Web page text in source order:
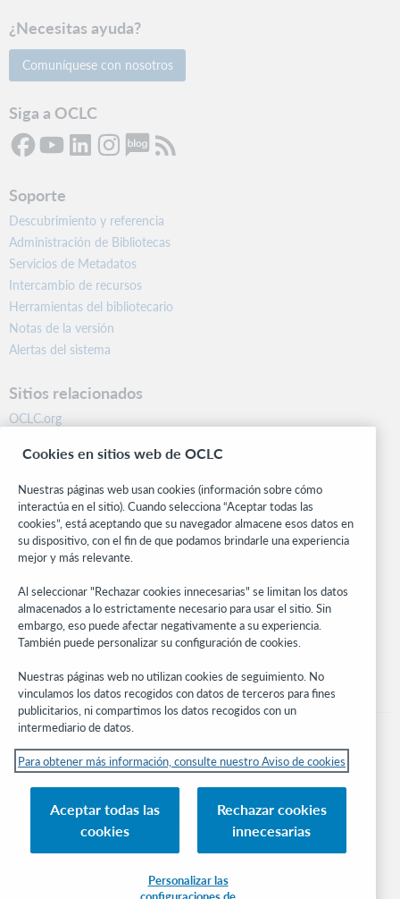
¿Necesitas ayuda?
Comuníquese con nosotros
Siga a OCLC
Soporte
Descubrimiento y referencia
Administración de Bibliotecas
Servicios de Metadatos
Intercambio de recursos
Herramientas del bibliotecario
Notas de la versión
Alertas del sistema
Sitios relacionados
OCLC.org
Centro comunitario
Investigación
WebJunction
Red de desarrolladores
Manténgase al día
Obtenga las últimas novedades de los productos, estudios de
investigación, eventos y mucho más – directo a su bandeja de
entrada.
Suscríbase ahora
© 2026 OCLC
Marcas comerciales y/o marcas de servicios nacionales e internacionales de
OCLC, Inc. y de sus miembros.
Aviso de cookies Administrar mis cookies Política de privacidad
Certificado ISO 27001
Cookies en sitios web de OCLC
Nuestras páginas web usan cookies (información sobre cómo
interactúa en el sitio). Cuando selecciona “Aceptar todas las
cookies”, está aceptando que su navegador almacene esos datos en
su dispositivo, con el fin de que podamos brindarle una experiencia
mejor y más relevante.
Al seleccionar "Rechazar cookies innecesarias" se limitan los datos
almacenados a lo estrictamente necesario para usar el sitio. Sin
embargo, eso puede afectar negativamente a su experiencia.
También puede personalizar su configuración de cookies.
Nuestras páginas web no utilizan cookies de seguimiento. No
vinculamos los datos recogidos con datos de terceros para fines
publicitarios, ni compartimos los datos recogidos con un
intermediario de datos.
Para obtener más información, consulte nuestro Aviso de cookies
Aceptar todas las
cookies
Rechazar cookies
innecesarias
Personalizar las